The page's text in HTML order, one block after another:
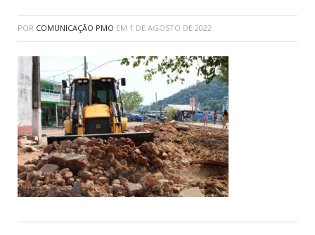
POR COMUNICAÇÃO PMO EM 1 DE AGOSTO DE 2022